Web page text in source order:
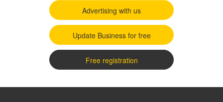
Advertising with us
Update Business for free
Free registration